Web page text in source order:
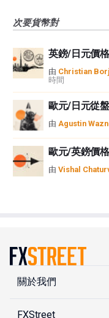
次要貨幣對
英鎊/日元價
由 Christian
時間
歐元/日元從
由 Agustin
歐元/英鎊價
由 Vishal
關於我們
FXStreet